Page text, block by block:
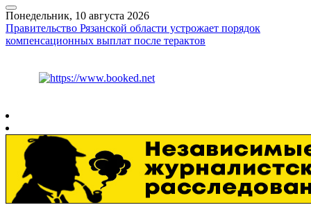
Понедельник, 10 августа 2026
Правительство Рязанской области устрожает порядок
компенсационных выплат после терактов